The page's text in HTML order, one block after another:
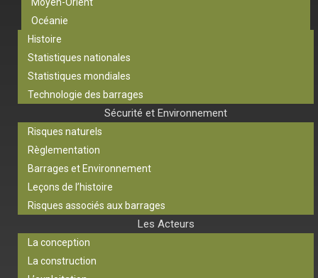
Moyen-Orient
Océanie
Histoire
Statistiques nationales
Statistiques mondiales
Technologie des barrages
Sécurité et Environnement
Risques naturels
Règlementation
Barrages et Environnement
Leçons de l’histoire
Risques associés aux barrages
Les Acteurs
La conception
La construction